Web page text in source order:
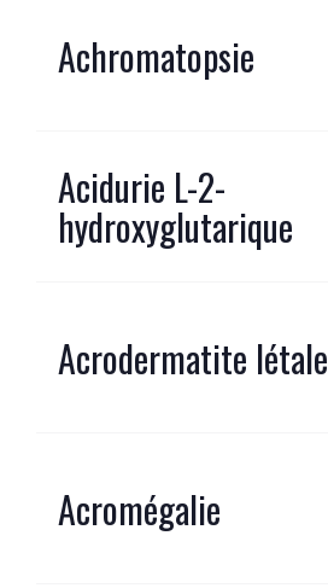
Achromatopsie
Acidurie L-2-
hydroxyglutarique
Acrodermatite létale
Acromégalie